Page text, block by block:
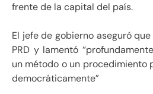
frente de la capital del país.
El jefe de gobierno aseguró
PRD y lamentó
un método o un procedimiento
democráticamente”